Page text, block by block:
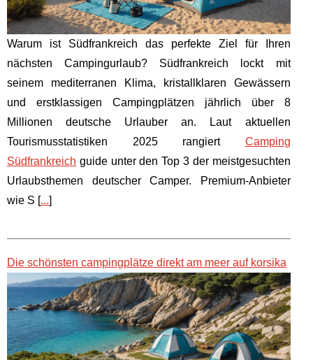
Warum ist Südfrankreich das perfekte Ziel für Ihren
nächsten Campingurlaub? Südfrankreich lockt mit
seinem mediterranen Klima, kristallklaren Gewässern
und erstklassigen Campingplätzen jährlich über 8
Millionen deutsche Urlauber an. Laut aktuellen
Tourismusstatistiken 2025 rangiert Camping
Südfrankreich guide unter den Top 3 der meistgesuchten
Urlaubsthemen deutscher Camper. Premium-Anbieter
wie S [...]
Die schönsten campingplätze direkt am meer auf korsika